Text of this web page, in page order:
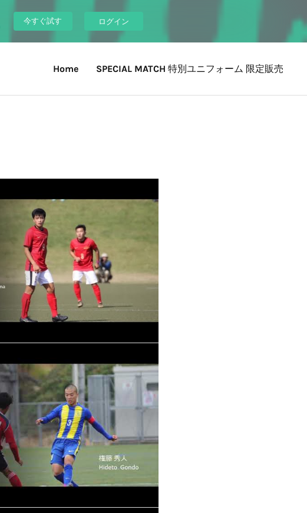
今すぐ試す ログイン
Home SPECIAL MATCH 特別ユニフォーム 限定販売